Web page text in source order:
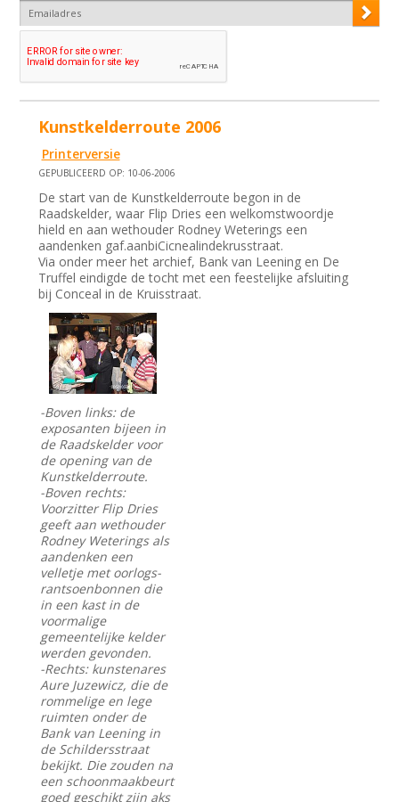
Kunstkelderroute 2006
Printerversie
GEPUBLICEERD OP: 10-06-2006
De start van de Kunstkelderroute begon in de
Raadskelder, waar Flip Dries een welkomstwoordje
hield en aan wethouder Rodney Weterings een
aandenken gaf.aanbiCicnealindekrusstraat.
Via onder meer het archief, Bank van Leening en De
Truffel eindigde de tocht met een feestelijke afsluiting
bij Conceal in de Kruisstraat.
-Boven links: de
exposanten bijeen in
de Raadskelder voor
de opening van de
Kunstkelderroute.
-Boven rechts:
Voorzitter Flip Dries
geeft aan wethouder
Rodney Weterings als
aandenken een
velletje met oorlogs-
rantsoenbonnen die
in een kast in de
voormalige
gemeentelijke kelder
werden gevonden.
-Rechts: kunstenares
Aure Juzewicz, die de
rommelige en lege
ruimten onder de
Bank van Leening in
de Schildersstraat
bekijkt. Die zouden na
een schoonmaakbeurt
goed geschikt zijn aks